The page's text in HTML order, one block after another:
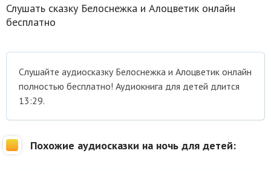
Слушать сказку Белоснежка и Алоцветик онлайн
бесплатно
Cлушайте аудиосказку Белоснежка и Алоцветик онлайн
полностью бесплатно! Аудиокнига для детей длится
13:29.
Похожие аудиосказки на ночь для детей: